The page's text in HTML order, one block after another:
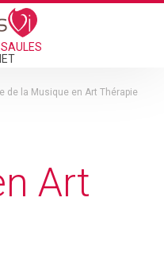
de la Musique en Art Thérapie
Art